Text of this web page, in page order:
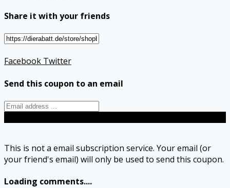
Share it with your friends
Facebook Twitter
Send this coupon to an email
This is not a email subscription service. Your email (or
your friend's email) will only be used to send this coupon.
Loading comments....